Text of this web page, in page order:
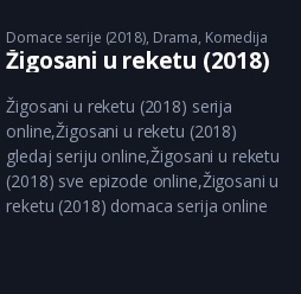
Domace serije (2018), Drama, Komedija
Žigosani u reketu (2018)
Žigosani u reketu (2018) serija
online,Žigosani u reketu (2018)
gledaj seriju online,Žigosani u reketu
(2018) sve epizode online,Žigosani u
reketu (2018) domaca serija online